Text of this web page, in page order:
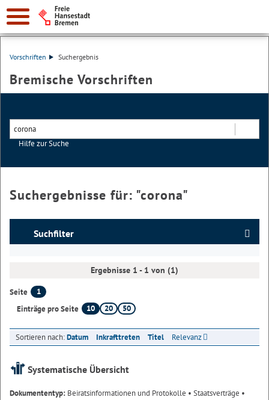
Vorschriften Suchergebnis
Bremische Vorschriften
Hilfe zur Suche
Suchergebnisse für: "corona"
Suchfilter
Ergebnisse 1 - 1 von (1)
Seite
1
Einträge pro Seite
10 20 50
Sortieren nach:Datum Inkrafttreten Titel Relevanz
Systematische Übersicht
Dokumententyp: Beiratsinformationen und Protokolle • Staatsverträge •